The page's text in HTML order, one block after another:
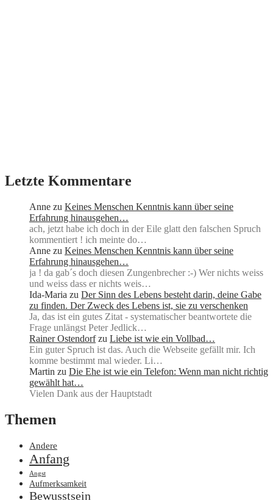
Letzte Kommentare
Anne zu Keines Menschen Kenntnis kann über seine
Erfahrung hinausgehen…
ach, jetzt habe ich doch in der Eile glatt den falschen Spruch
kommentiert ! ich meinte do…
Anne zu Keines Menschen Kenntnis kann über seine
Erfahrung hinausgehen…
ja ! da gab´s doch diesen Zungenbrecher :-) Wer nichts weiss
und weiss dass er nichts weis…
Ida-Maria zu Der Sinn des Lebens besteht darin, deine Gabe
zu finden. Der Zweck des Lebens ist, sie zu verschenken
Ja, das ist ein gutes Zitat - systematischer beantwortete die
Frage unlängst Peter Jedlick…
Rainer Ostendorf zu Liebe ist wie ein Vollbad…
Ein guter Spruch ist das. Auch die Webseite gefällt mir. Ich
komme bestimmt mal wieder. Li…
Martin zu Die Ehe ist wie ein Telefon: Wenn man nicht richtig
gewählt hat…
Vielen Dank aus der Hauptstadt
Themen
Andere
Anfang
Angst
Aufmerksamkeit
Bewusstsein